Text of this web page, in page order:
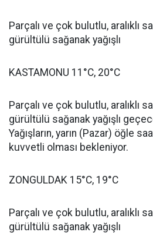
Parçalı ve çok bulutlu, aralıklı
gürültülü sağanak yağışlı
KASTAMONU 11°C, 20°C
Parçalı ve çok bulutlu, aralıklı
gürültülü sağanak yağışlı
Yağışların, yarın (Pazar) öğle
kuvvetli olması bekleniyor.
ZONGULDAK 15°C, 19°C
Parçalı ve çok bulutlu, aralıklı
gürültülü sağanak yağışlı